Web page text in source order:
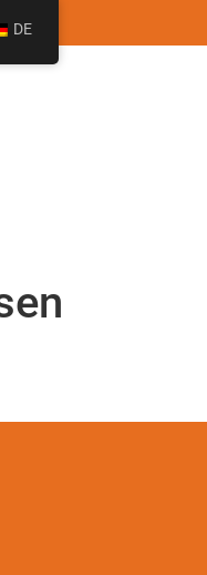
DE